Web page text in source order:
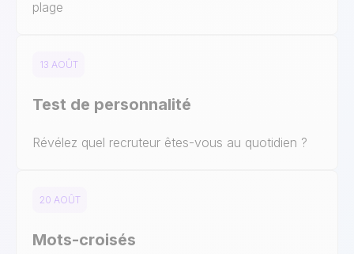
plage
13 AOÛT
Test de personnalité
Révélez quel recruteur êtes-vous au quotidien ?
20 AOÛT
Mots-croisés